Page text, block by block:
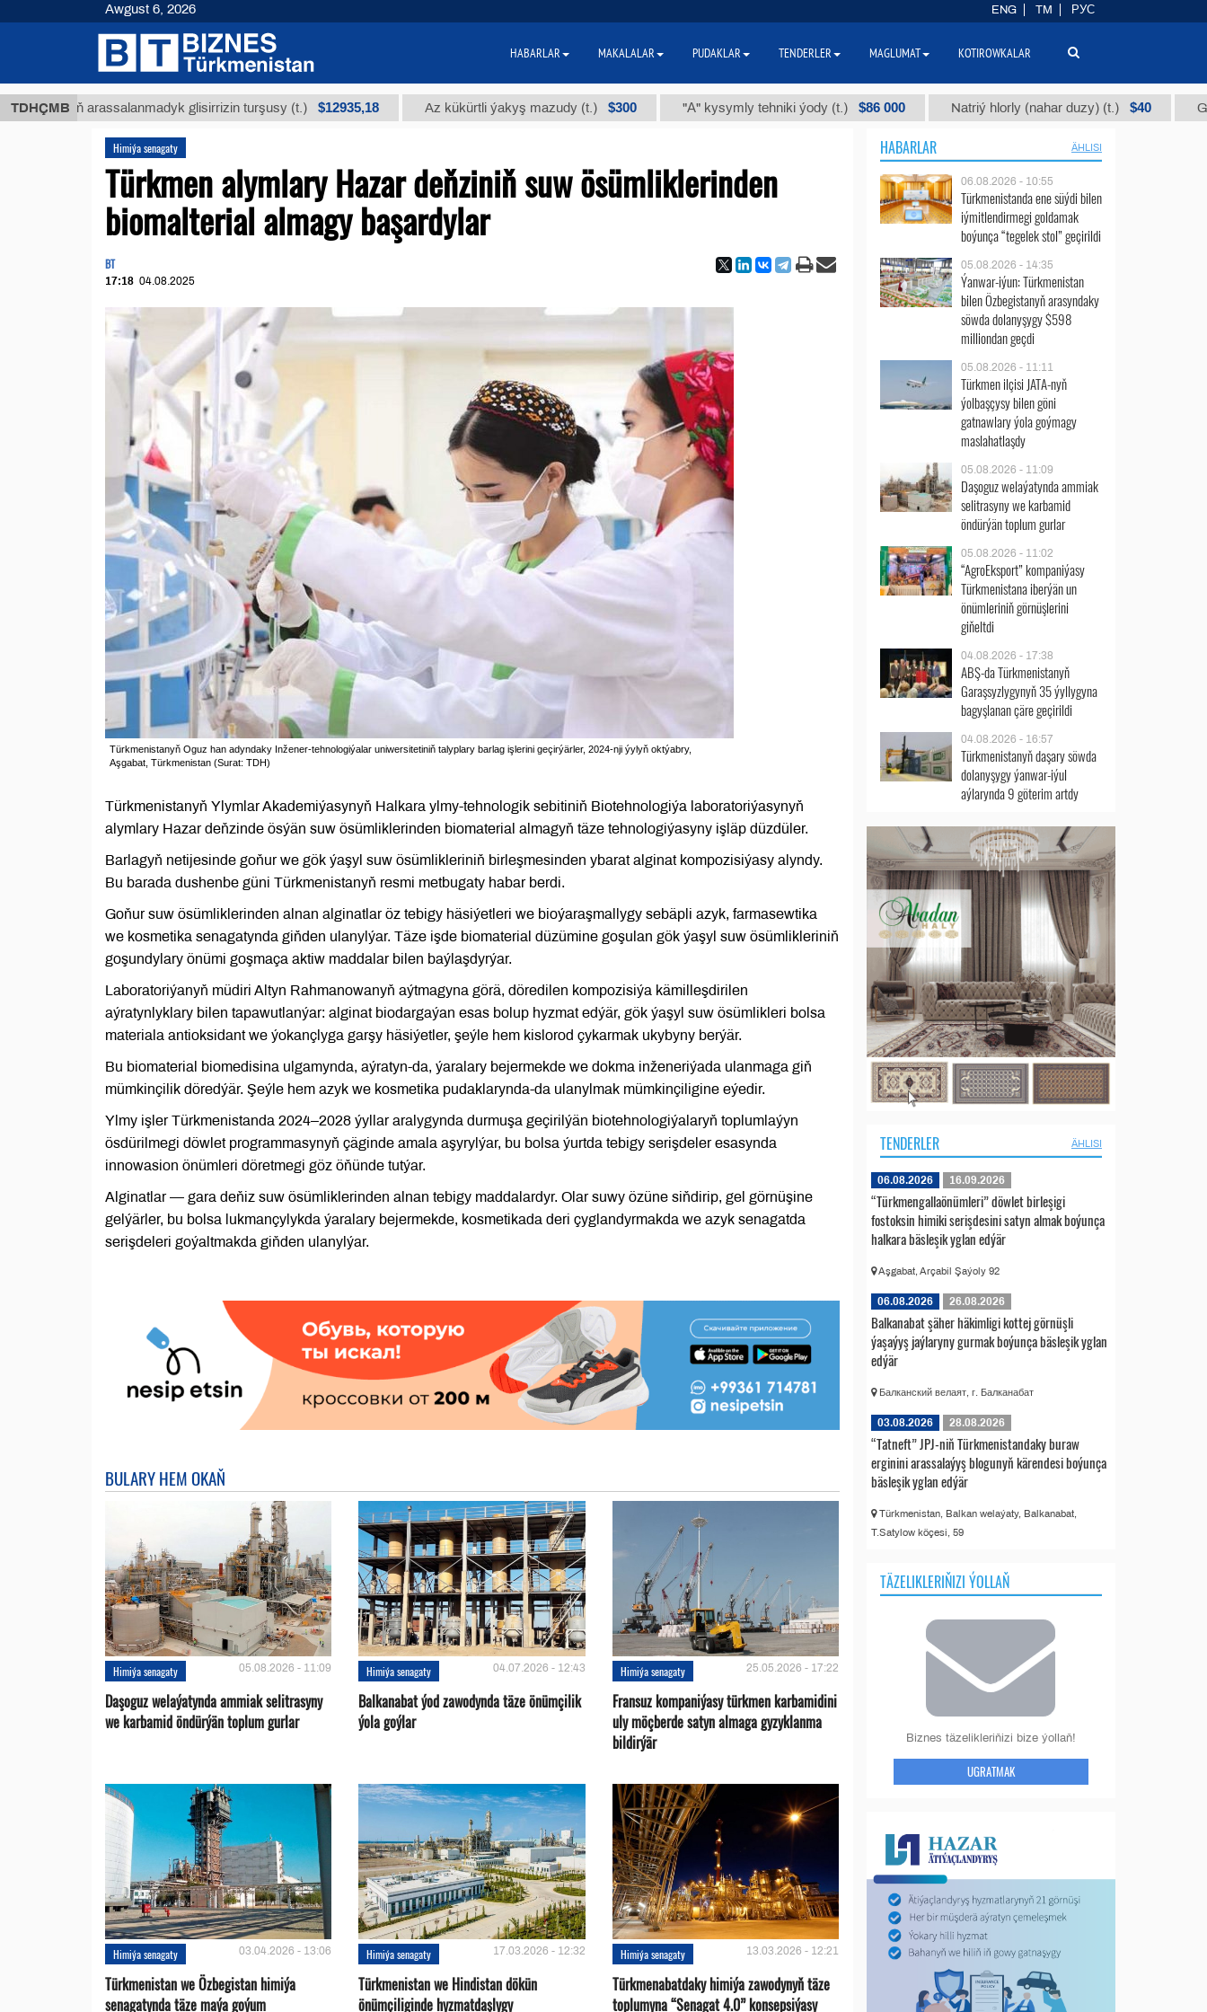
TDHÇMBarassalanmadyk glisirrizin turşusy (t.) $12935,18 Az kükürtli ýakyş mazudy (t.) $300 "А" kysymly tehniki ýody (t.) $86 000 Natriý hlorly (nahar duzy) (t.) $40 Garyşyk
Himiýa senagaty
Türkmen alymlary Hazar deňziniň suw ösümliklerinden
biomalterial almagy başardylar
BT
17:18 04.08.2025
Türkmenistanyň Oguz han adyndaky Inžener-tehnologiýalar uniwersitetiniň talyplary barlag işlerini geçirýärler, 2024-nji ýylyň oktýabry,
Aşgabat, Türkmenistan (Surat: TDH)
Türkmenistanyň Ylymlar Akademiýasynyň Halkara ylmy-tehnologik sebitiniň Biotehnologiýa laboratoriýasynyň
alymlary Hazar deňzinde ösýän suw ösümliklerinden biomaterial almagyň täze tehnologiýasyny işläp düzdüler.
Barlagyň netijesinde goňur we gök ýaşyl suw ösümlikleriniň birleşmesinden ybarat alginat kompozisiýasy alyndy.
Bu barada dushenbe güni Türkmenistanyň resmi metbugaty habar berdi.
Goňur suw ösümliklerinden alnan alginatlar öz tebigy häsiýetleri we bioýaraşmallygy sebäpli azyk, farmasewtika
we kosmetika senagatynda giňden ulanylýar. Täze işde biomaterial düzümine goşulan gök ýaşyl suw ösümlikleriniň
goşundylary önümi goşmaça aktiw maddalar bilen baýlaşdyrýar.
Laboratoriýanyň müdiri Altyn Rahmanowanyň aýtmagyna görä, döredilen kompozisiýa kämilleşdirilen
aýratynlyklary bilen tapawutlanýar: alginat biodargaýan esas bolup hyzmat edýär, gök ýaşyl suw ösümlikleri bolsa
materiala antioksidant we ýokançlyga garşy häsiýetler, şeýle hem kislorod çykarmak ukybyny berýär.
Bu biomaterial biomedisina ulgamynda, aýratyn-da, ýaralary bejermekde we dokma inženeriýada ulanmaga giň
mümkinçilik döredýär. Şeýle hem azyk we kosmetika pudaklarynda-da ulanylmak mümkinçiligine eýedir.
Ylmy işler Türkmenistanda 2024–2028 ýyllar aralygynda durmuşa geçirilýän biotehnologiýalaryň toplumlaýyn
ösdürilmegi döwlet programmasynyň çäginde amala aşyrylýar, bu bolsa ýurtda tebigy serişdeler esasynda
innowasion önümleri döretmegi göz öňünde tutýar.
Alginatlar — gara deňiz suw ösümliklerinden alnan tebigy maddalardyr. Olar suwy özüne siňdirip, gel görnüşine
gelýärler, bu bolsa lukmançylykda ýaralary bejermekde, kosmetikada deri çyglandyrmakda we azyk senagatda
serişdeleri goýaltmakda giňden ulanylýar.
BULARY HEM OKAŇ
Himiýa senagaty 05.08.2026 - 11:09
Daşoguz welaýatynda ammiak selitrasyny
we karbamid öndürýän toplum gurlar
Himiýa senagaty 04.07.2026 - 12:43
Balkanabat ýod zawodynda täze önümçilik
ýola goýlar
Himiýa senagaty 25.05.2026 - 17:22
Fransuz kompaniýasy türkmen karbamidini
uly möçberde satyn almaga gyzyklanma
bildirýär
Himiýa senagaty 03.04.2026 - 13:06
Türkmenistan we Özbegistan himiýa
senagatynda täze maýa goýum
Himiýa senagaty 17.03.2026 - 12:32
Türkmenistan we Hindistan dökün
önümçiliginde hyzmatdaşlygy
Himiýa senagaty 13.03.2026 - 12:21
Türkmenabatdaky himiýa zawodynyň täze
toplumyna “Senagat 4.0” konsepsiýasy
HABARLAR ÄHLISI
06.08.2026 - 10:55
Türkmenistanda ene süýdi bilen
iýmitlendirmegi goldamak
boýunça “tegelek stol” geçirildi
05.08.2026 - 14:35
Ýanwar-iýun: Türkmenistan
bilen Özbegistanyň arasyndaky
söwda dolanyşygy $598
milliondan geçdi
05.08.2026 - 11:11
Türkmen ilçisi JATA-nyň
ýolbaşçysy bilen göni
gatnawlary ýola goýmagy
maslahatlaşdy
05.08.2026 - 11:09
Daşoguz welaýatynda ammiak
selitrasyny we karbamid
öndürýän toplum gurlar
05.08.2026 - 11:02
“AgroEksport” kompaniýasy
Türkmenistana iberýän un
önümleriniň görnüşlerini
giňeltdi
04.08.2026 - 17:38
ABŞ-da Türkmenistanyň
Garaşsyzlygynyň 35 ýyllygyna
bagyşlanan çäre geçirildi
04.08.2026 - 16:57
Türkmenistanyň daşary söwda
dolanyşygy ýanwar-iýul
aýlarynda 9 göterim artdy
TENDERLER ÄHLISI
06.08.2026 16.09.2026
“Türkmengallaönümleri” döwlet birleşigi
fostoksin himiki serişdesini satyn almak boýunça
halkara bäsleşik yglan edýär
Aşgabat, Arçabil Şaýoly 92
06.08.2026 26.08.2026
Balkanabat şäher häkimligi kottej görnüşli
ýaşaýyş jaýlaryny gurmak boýunça bäsleşik yglan
edýär
Балканский велаят, г. Балканабат
03.08.2026 28.08.2026
“Tatneft” JPJ-niň Türkmenistandaky buraw
erginini arassalaýyş blogunyň kärendesi boýunça
bäsleşik yglan edýär
Türkmenistan, Balkan welaýaty, Balkanabat,
T.Satylow köçesi, 59
TÄZELIKLERIŇIZI ÝOLLAŇ
Biznes täzelikleriňizi bize ýollaň!
UGRATMAK
Awgust 6, 2026 ENG TM РУС
HABARLAR MAKALALAR PUDAKLAR TENDERLER MAGLUMAT KOTIROWKALAR